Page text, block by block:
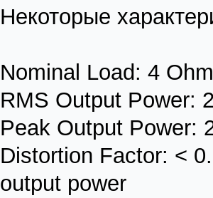
Некоторые
Nominal Load: 4
RMS Output Power:
Peak Output Power:
Distortion Factor: <
output power